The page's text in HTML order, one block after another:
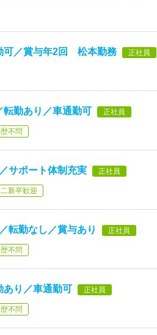
可／賞与年2回 松本勤務 正社員
転勤あり／車通勤可 正社員
不問
サポート体制充実 正社員
新卒歓迎
転勤なし／賞与あり 正社員
不問
あり／車通勤可 正社員
不問